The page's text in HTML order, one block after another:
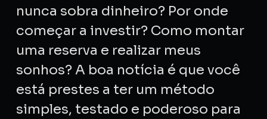
nunca sobra dinheiro? Por onde
começar a investir? Como montar
uma reserva e realizar meus
sonhos? A boa notícia é que você
está prestes a ter um método
simples, testado e poderoso para